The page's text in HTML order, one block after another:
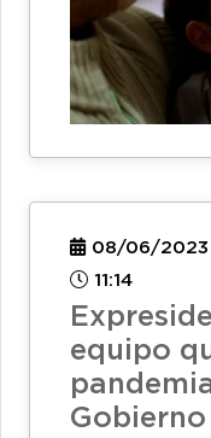
08/06/2023
11:14
equipo